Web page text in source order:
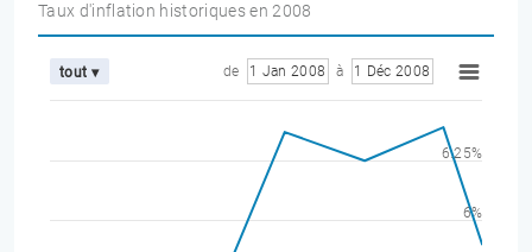
Taux d'inflation historiques en 2008
tout ▾ de 1 Jan 2008 à 1 Déc 2008
6%
6.25%